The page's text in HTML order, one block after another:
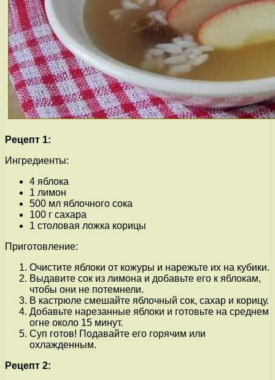
Рецепт 1:
Ингредиенты:
4 яблока
1 лимон
500 мл яблочного сока
100 г сахара
1 столовая ложка корицы
Приготовление:
Очистите яблоки от кожуры и нарежьте их на кубики.
Выдавите сок из лимона и добавьте его к яблокам,
чтобы они не потемнели.
В кастрюле смешайте яблочный сок, сахар и корицу.
Добавьте нарезанные яблоки и готовьте на среднем
огне около 15 минут.
Суп готов! Подавайте его горячим или
охлажденным.
Рецепт 2: